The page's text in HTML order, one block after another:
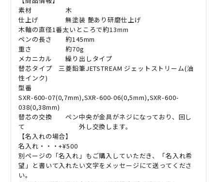
素材 木
仕上げ 無塗装 艶あり研磨仕上げ
木軸の直径1番太いところで約13mm
ペンの長さ 約145mm
重さ 約70g
メカニカル 繰り出しタイプ
替芯タイプ 三菱鉛筆JETSTREAM ジェットストリーム(油
性インク)
型番
SXR-600-07(0,7mm),SXR-600-06(0,5mm),SXR-600-
038(0,38mm)
替芯の交換 ペン中央が金具がネジになっており、回し
て 外し交換します。
【名入れの場合】
名入れ・・・+¥500
別ページの「名入れ」もご購入していただき、「名入れ希
望」と書いて入れたい文字をメッセージにて送ってくださ
い。